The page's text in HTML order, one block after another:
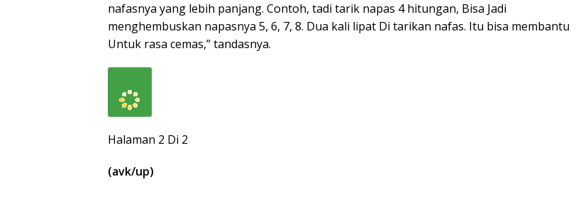
nafasnya yang lebih panjang. Contoh, tadi tarik napas 4 hitungan, Bisa Jadi
menghembuskan napasnya 5, 6, 7, 8. Dua kali lipat Di tarikan nafas. Itu bisa membantu
Untuk rasa cemas,” tandasnya.
Halaman 2 Di 2
(avk/up)